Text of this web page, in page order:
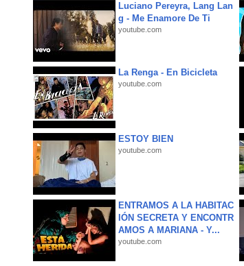
Luciano Pereyra, Lang Lan
g - Me Enamore De Ti
youtube.com
La Renga - En Bicicleta
youtube.com
ESTOY BIEN
youtube.com
ENTRAMOS A LA HABITAC
IÓN SECRETA Y ENCONTR
AMOS A MARIANA - Y...
youtube.com